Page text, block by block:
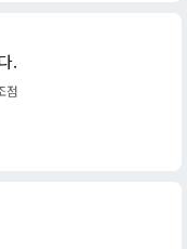
.
점